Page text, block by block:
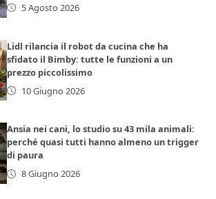
5 Agosto 2026
Lidl rilancia il robot da cucina che ha
sfidato il Bimby: tutte le funzioni a un
prezzo piccolissimo
10 Giugno 2026
Ansia nei cani, lo studio su 43 mila animali:
perché quasi tutti hanno almeno un trigger
di paura
8 Giugno 2026